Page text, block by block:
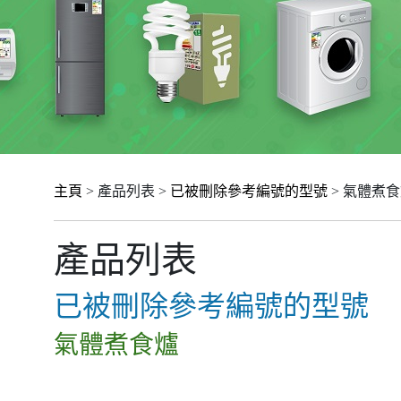
主頁 > 產品列表 > 已被刪除參考編號的型號 > 氣體煮
產品列表
已被刪除參考編號的型號
氣體煮食爐